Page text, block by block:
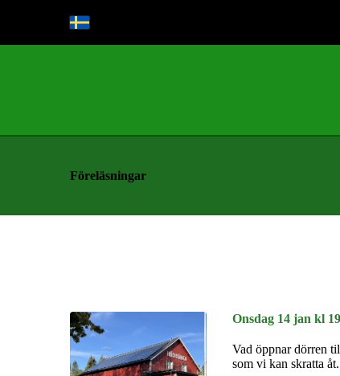
Föreläsningar
Onsdag 14 jan kl
Vad öppnar dörren
som vi kan skratta åt.